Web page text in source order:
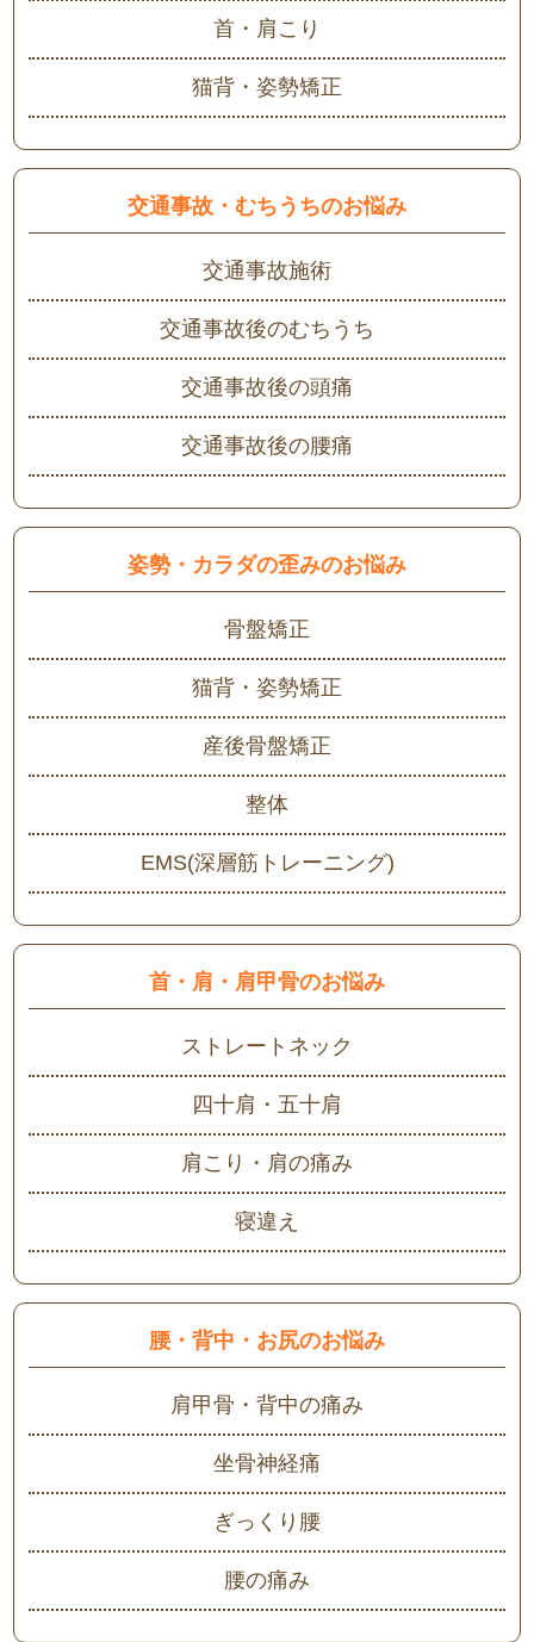
首・肩こり
猫背・姿勢矯正
交通事故・むちうちのお悩み
交通事故施術
交通事故後のむちうち
交通事故後の頭痛
交通事故後の腰痛
姿勢・カラダの歪みのお悩み
骨盤矯正
猫背・姿勢矯正
産後骨盤矯正
整体
EMS(深層筋トレーニング)
首・肩・肩甲骨のお悩み
ストレートネック
四十肩・五十肩
肩こり・肩の痛み
寝違え
腰・背中・お尻のお悩み
肩甲骨・背中の痛み
坐骨神経痛
ぎっくり腰
腰の痛み